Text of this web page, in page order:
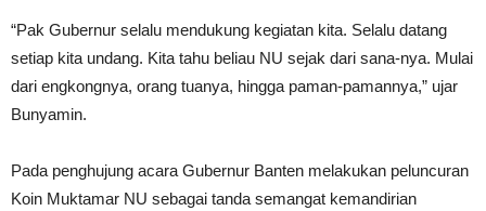
“Pak Gubernur selalu mendukung kegiatan kita. Selalu datang
setiap kita undang. Kita tahu beliau NU sejak dari sana-nya. Mulai
dari engkongnya, orang tuanya, hingga paman-pamannya,” ujar
Bunyamin.
Pada penghujung acara Gubernur Banten melakukan peluncuran
Koin Muktamar NU sebagai tanda semangat kemandirian